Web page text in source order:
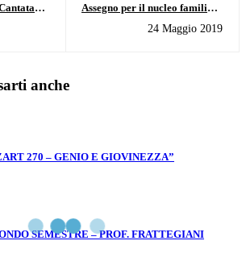
Assegno per il nucleo familiare
Comunicazione
24 Maggio 2019
anche
270 – GENIO E GIOVINEZZA”
SEMESTRE – PROF. FRATTEGIANI